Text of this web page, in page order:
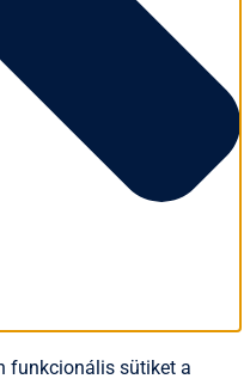
funkcionális sütiket a